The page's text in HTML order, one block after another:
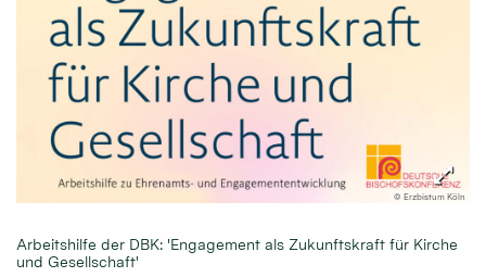
© Erzbistum Köln
Arbeitshilfe der DBK: 'Engagement als Zukunftskraft für Kirche
und Gesellschaft'